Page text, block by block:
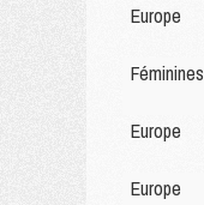
Europe
Féminines
Europe
Europe